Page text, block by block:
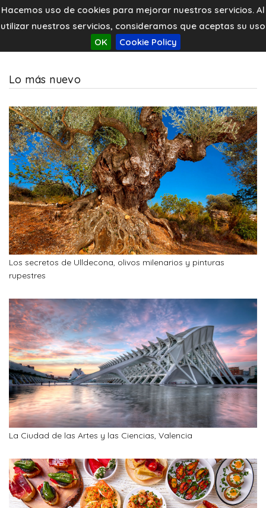
Hacemos uso de cookies para mejorar nuestros servicios. Al
utilizar nuestros servicios, consideramos que aceptas su uso
OK
Cookie Policy
Lo más nuevo
Los secretos de Ulldecona, olivos milenarios y pinturas
rupestres
La Ciudad de las Artes y las Ciencias, Valencia